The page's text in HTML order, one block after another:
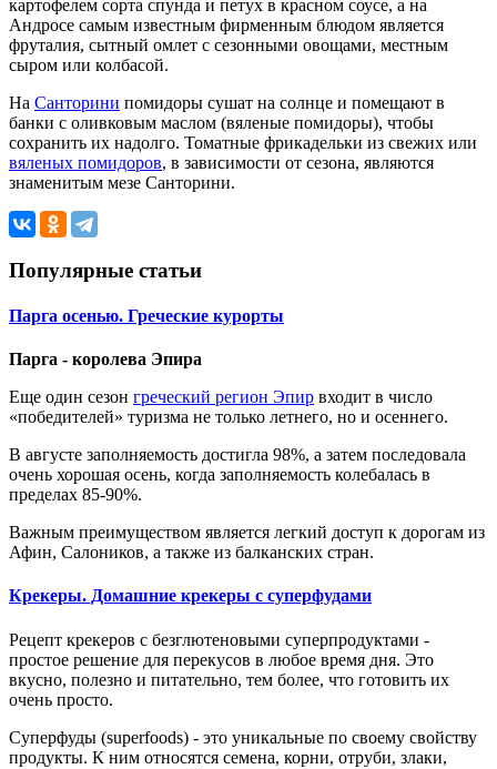
картофелем сорта спунда и петух в красном соусе, а на
Андросе самым известным фирменным блюдом является
фруталия, сытный омлет с сезонными овощами, местным
сыром или колбасой.
На Санторини помидоры сушат на солнце и помещают в
банки с оливковым маслом (вяленые помидоры), чтобы
сохранить их надолго. Томатные фрикадельки из свежих или
вяленых помидоров, в зависимости от сезона, являются
знаменитым мезе Санторини.
Популярные статьи
Парга осенью. Греческие курорты
Парга - королева Эпира
Еще один сезон греческий регион Эпир входит в число
«победителей» туризма не только летнего, но и осеннего.
В августе заполняемость достигла 98%, а затем последовала
очень хорошая осень, когда заполняемость колебалась в
пределах 85-90%.
Важным преимуществом является легкий доступ к дорогам из
Афин, Салоников, а также из балканских стран.
Крекеры. Домашние крекеры с суперфудами
Рецепт крекеров с безглютеновыми суперпродуктами -
простое решение для перекусов в любое время дня. Это
вкусно, полезно и питательно, тем более, что готовить их
очень просто.
Суперфуды (superfoods) - это уникальные по своему свойству
продукты. К ним относятся семена, корни, отруби, злаки,